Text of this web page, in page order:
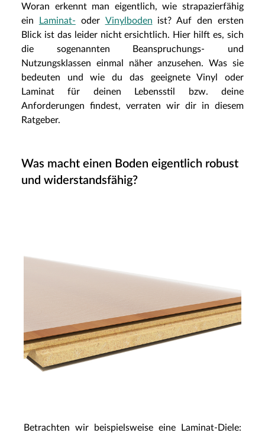
Woran erkennt man eigentlich, wie strapazierfähig
ein Laminat- oder Vinylboden ist? Auf den ersten
Blick ist das leider nicht ersichtlich. Hier hilft es, sich
die sogenannten Beanspruchungs- und
Nutzungsklassen einmal näher anzusehen. Was sie
bedeuten und wie du das geeignete Vinyl oder
Laminat für deinen Lebensstil bzw. deine
Anforderungen findest, verraten wir dir in diesem
Ratgeber.
Was macht einen Boden eigentlich robust
und widerstandsfähig?
Betrachten wir beispielsweise eine Laminat-Diele: